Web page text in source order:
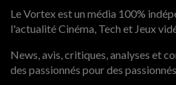
Le Vortex est un média 100%
l'actualité Cinéma, Tech et Jeux
News, avis, critiques, analyses et
des passionnés pour des passionnés.